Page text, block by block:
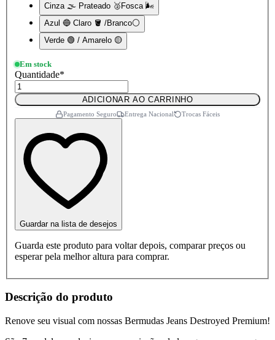
Cinza 🌫️ Prateado 🥈Fosca 🌬️
Azul 🔵 Claro 🪣 /Branco⚪
Verde 🟢 / Amarelo 🟡
Em stock
Quantidade*
ADICIONAR AO CARRINHO
Pagamento Seguro Entrega Nacional Trocas Fáceis
Guardar na lista de desejos
Guarda este produto para voltar depois, comparar preços ou
esperar pela melhor altura para comprar.
Descrição do produto
Renove seu visual com nossas Bermudas Jeans Destroyed Premium!